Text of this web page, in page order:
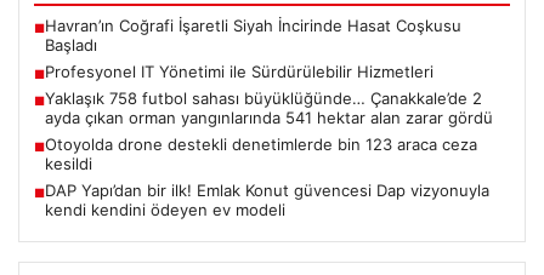
■Havran’ın Coğrafi İşaretli Siyah İncirinde Hasat Coşkusu
Başladı
■Profesyonel IT Yönetimi ile Sürdürülebilir Hizmetleri
■Yaklaşık 758 futbol sahası büyüklüğünde… Çanakkale’de 2
ayda çıkan orman yangınlarında 541 hektar alan zarar gördü
■Otoyolda drone destekli denetimlerde bin 123 araca ceza
kesildi
■DAP Yapı’dan bir ilk! Emlak Konut güvencesi Dap vizyonuyla
kendi kendini ödeyen ev modeli